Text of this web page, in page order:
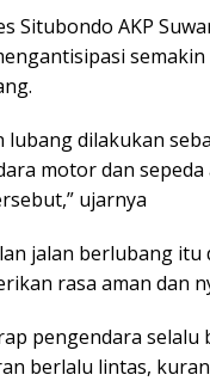
Situbondo AKP
lubang dilakukan
motor dan
ujarnya
jalan berlubang
rasa aman dan
pengendara
berlalu lintas,